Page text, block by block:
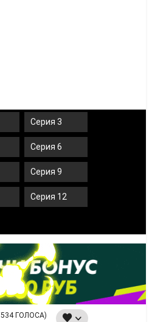
Серия 3
Серия 6
Серия 9
Серия 12
ГОЛОСА)